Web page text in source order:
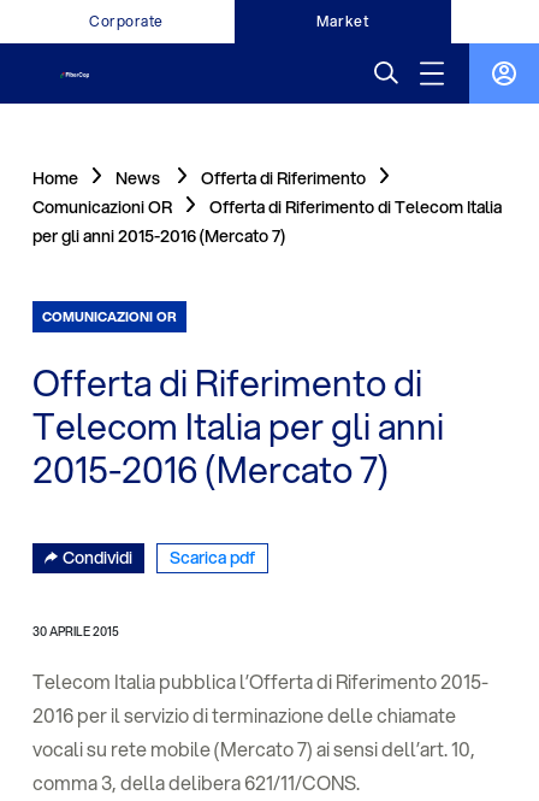
Corporate Market
Home News
Offerta di Riferimento
Comunicazioni OR
Offerta di Riferimento di Telecom Italia
per gli anni 2015-2016 (Mercato 7)
COMUNICAZIONI OR
Offerta di Riferimento di
Telecom Italia per gli anni
2015-2016 (Mercato 7)
Condividi Scarica pdf
30 APRILE 2015
Telecom Italia pubblica l’Offerta di Riferimento 2015-
2016 per il servizio di terminazione delle chiamate
vocali su rete mobile (Mercato 7) ai sensi dell’art. 10,
comma 3, della delibera 621/11/CONS.